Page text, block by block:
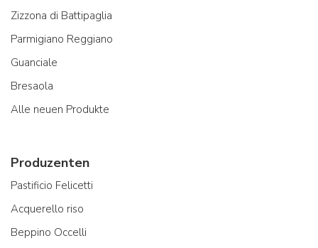
Zizzona di Battipaglia
Parmigiano Reggiano
Guanciale
Bresaola
Alle neuen Produkte
Produzenten
Pastificio Felicetti
Acquerello riso
Beppino Occelli